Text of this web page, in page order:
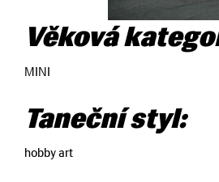
Věková
MINI
Taneční styl:
hobby art